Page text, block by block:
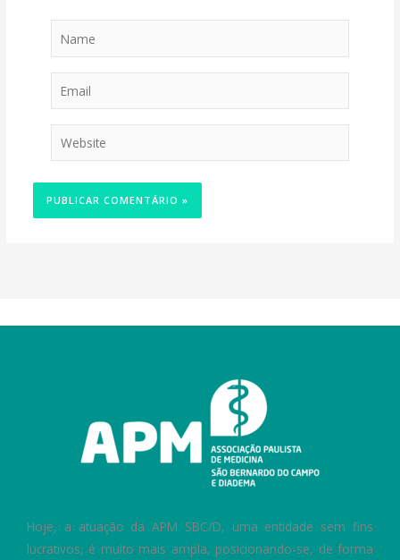
Website
Hoje, a atuação da APM SBC/D, uma entidade sem fins
lucrativos, é muito mais ampla, posicionando-se, de forma